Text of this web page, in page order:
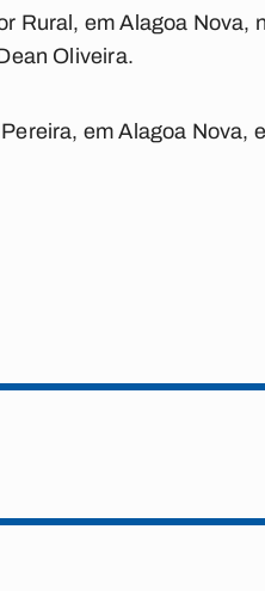
Rural, em Alagoa Nova,
Oliveira.
em Alagoa Nova,